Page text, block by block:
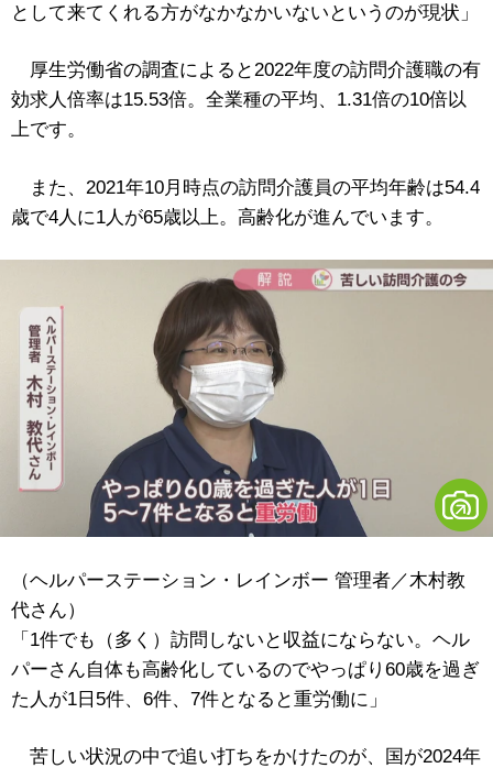
として来てくれる方がなかなかいないというのが現状」
厚生労働省の調査によると2022年度の訪問介護職の有
効求人倍率は15.53倍。全業種の平均、1.31倍の10倍以
上です。
また、2021年10月時点の訪問介護員の平均年齢は54.4
歳で4人に1人が65歳以上。高齢化が進んでいます。
（ヘルパーステーション・レインボー 管理者／木村教
代さん）
「1件でも（多く）訪問しないと収益にならない。ヘル
パーさん自体も高齢化しているのでやっぱり60歳を過ぎ
た人が1日5件、6件、7件となると重労働に」
苦しい状況の中で追い打ちをかけたのが、国が2024年